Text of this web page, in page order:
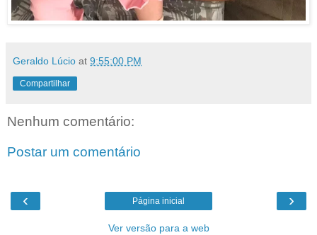
Geraldo Lúcio at 9:55:00 PM
Compartilhar
Nenhum comentário:
Postar um comentário
‹ ›
Página inicial
Ver versão para a web